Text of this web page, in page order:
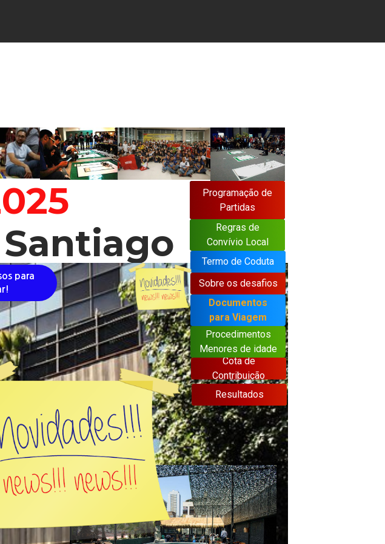
para
Termo de Coduta
Documentos
para Viagem
Sobre os desafios
Cota de
Contribuição
Resultados
Regras de
Convívio Local
Procedimentos
Menores de idade
Santiago
Programação de
Partidas
Programação de
Partidas